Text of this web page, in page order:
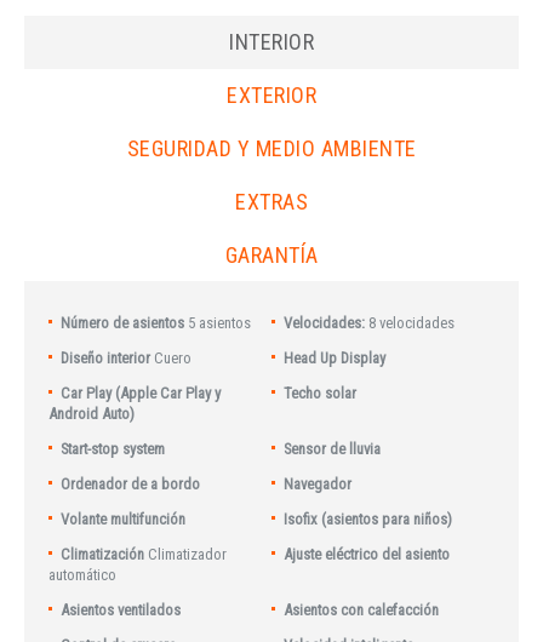
INTERIOR
EXTERIOR
SEGURIDAD Y MEDIO AMBIENTE
EXTRAS
GARANTÍA
Número de asientos 5 asientos Velocidades: 8 velocidades
Diseño interior Cuero
Head Up Display
Car Play (Apple Car Play y
Android Auto)
Techo solar
Start-stop system
Sensor de lluvia
Ordenador de a bordo
Navegador
Volante multifunción
Isofix (asientos para niños)
Climatización Climatizador
automático
Ajuste eléctrico del asiento
Asientos ventilados
Asientos con calefacción